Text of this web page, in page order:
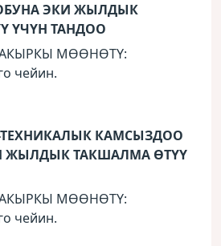
ЭКИ ЖЫЛДЫК
ҮЧҮН ТАНДОО
МӨӨНӨТҮ:
чейин.
КАМСЫЗДОО
ЖЫЛДЫК ТАКШАЛМА ӨТҮҮ
МӨӨНӨТҮ:
чейин.